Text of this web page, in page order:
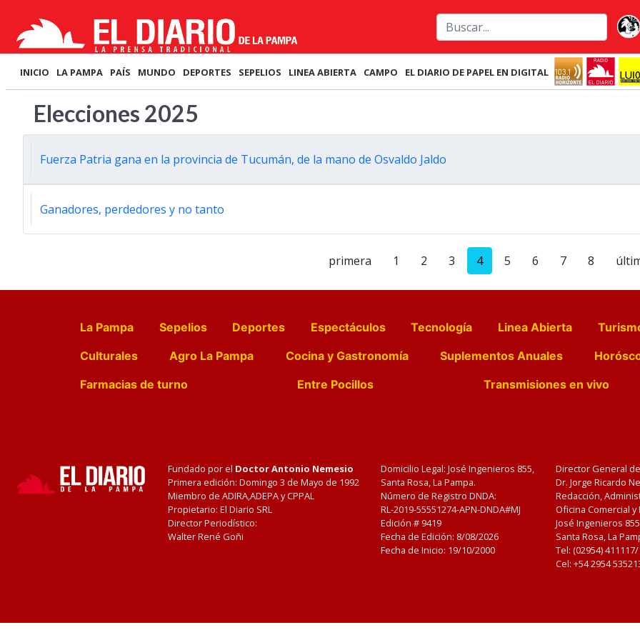
INICIO LA PAMPA PAÍS MUNDO DEPORTES SEPELIOS LINEA ABIERTA CAMPO EL DIARIO DE PAPEL EN DIGITAL
Elecciones 2025
Fuerza Patria gana en la provincia de Tucumán, de la mano de Osvaldo Jaldo
Ganadores, perdedores y no tanto
primera 1 2 3 4 5 6 7 8
La Pampa Sepelios Deportes Espectáculos Tecnología Linea Abierta
Culturales
Agro La Pampa Cocina y Gastronomía Suplementos Anuales
Farmacias de turno
Entre Pocillos Transmisiones en vivo
Fundado por el Doctor Antonio Nemesio
Primera edición: Domingo 3 de Mayo de 1992
Miembro de ADIRA,ADEPA y CPPAL
Propietario: El Diario SRL
Director Periodístico:
Walter René Goñi
Domicilio Legal: José Ingenieros 855,
Santa Rosa, La Pampa.
Número de Registro DNDA:
RL-2019-55551274-APN-DNDA#MJ
Edición # 9419
Fecha de Edición: 8/08/2026
Fecha de Inicio: 19/10/2000
Director General
Dr. Jorge Ricardo
Redacción,
Oficina Comercial
José Ingenieros
Santa Rosa, La
Tel: (02954)
Cel: +54 2954